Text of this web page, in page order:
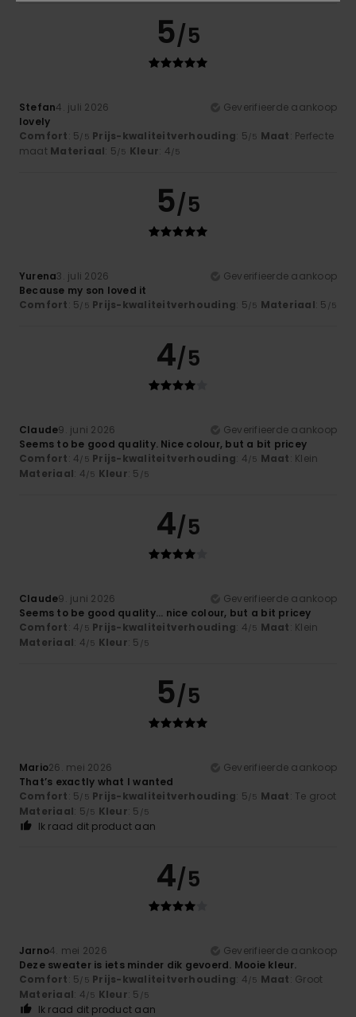
5/5
Stefan4. juli 2026
Geverifieerde aankoop
lovely
Comfort: 5 /5 Prijs-kwaliteitverhouding: 5 /5 Maat: Perfecte
maat Materiaal: 5 /5 Kleur: 4 /5
5/5
Yurena3. juli 2026
Geverifieerde aankoop
Because my son loved it
Comfort: 5 /5 Prijs-kwaliteitverhouding: 5 /5 Materiaal: 5 /5
4/5
Claude9. juni 2026
Geverifieerde aankoop
Seems to be good quality. Nice colour, but a bit pricey
Comfort: 4 /5 Prijs-kwaliteitverhouding: 4 /5 Maat: Klein
Materiaal: 4 /5 Kleur: 5 /5
4/5
Claude9. juni 2026
Geverifieerde aankoop
Seems to be good quality... nice colour, but a bit pricey
Comfort: 4 /5 Prijs-kwaliteitverhouding: 4 /5 Maat: Klein
Materiaal: 4 /5 Kleur: 5 /5
5/5
Mario26. mei 2026
Geverifieerde aankoop
That’s exactly what I wanted
Comfort: 5 /5 Prijs-kwaliteitverhouding: 5 /5 Maat: Te groot
Materiaal: 5 /5 Kleur: 5 /5
Ik raad dit product aan
4/5
Jarno4. mei 2026
Geverifieerde aankoop
Deze sweater is iets minder dik gevoerd. Mooie kleur.
Comfort: 5 /5 Prijs-kwaliteitverhouding: 4 /5 Maat: Groot
Materiaal: 4 /5 Kleur: 5 /5
Ik raad dit product aan